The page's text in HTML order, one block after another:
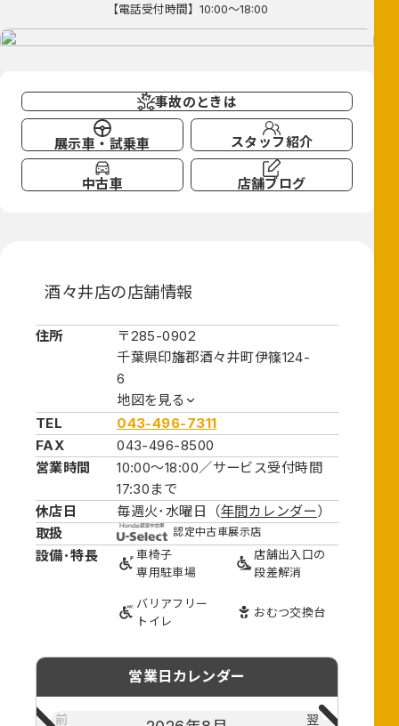
【電話受付時間】10:00～18:00
事故のときは
展示車・試乗車 スタッフ紹介
中古車 店舗ブログ
酒々井店の店舗情報
住所
〒285-0902
千葉県印旛郡酒々井町伊篠124-
6
地図を見る
TEL
043-496-7311
FAX
043-496-8500
営業時間
10:00～18:00／サービス受付時間
17:30まで
休店日
毎週火･水曜日（年間カレンダー）
取扱
認定中古車展示店
設備･特長
車椅子
専用駐車場
店舗出入口の
段差解消
バリアフリー
トイレ
おむつ交換台
営業日カレンダー
前
翌